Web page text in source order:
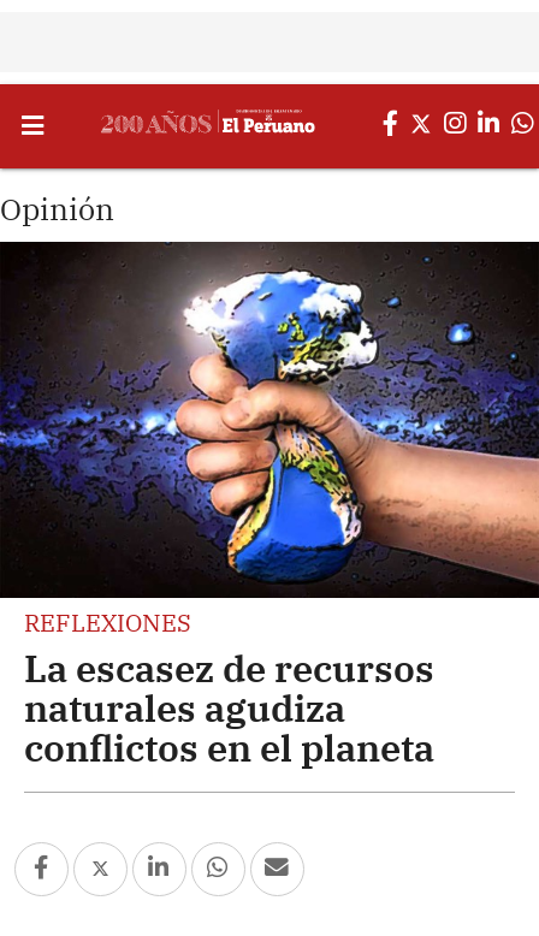
Opinión
REFLEXIONES
La escasez de recursos
naturales agudiza
conflictos en el planeta